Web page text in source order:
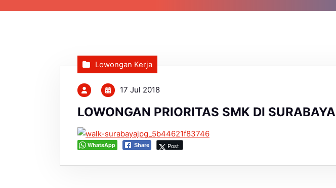
Lowongan Kerja
17 Jul 2018
LOWONGAN PRIORITAS SMK DI SURABAYA
WhatsApp Share Post